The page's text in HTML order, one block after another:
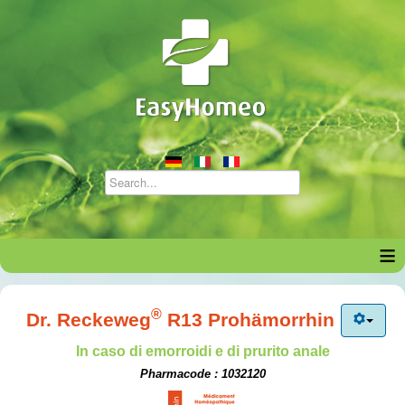
≡
Dr. Reckeweg®R13 Prohämorrhin
In caso di emorroidi e di prurito anale
Pharmacode : 1032120